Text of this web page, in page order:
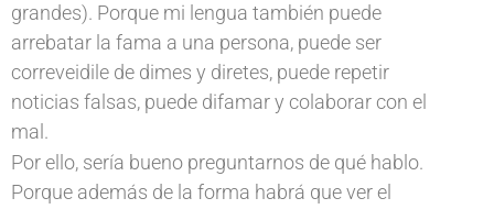
grandes). Porque mi lengua también puede
arrebatar la fama a una persona, puede ser
correveidile de dimes y diretes, puede repetir
noticias falsas, puede difamar y colaborar con el
mal.
Por ello, sería bueno preguntarnos de qué hablo.
Porque además de la forma habrá que ver el